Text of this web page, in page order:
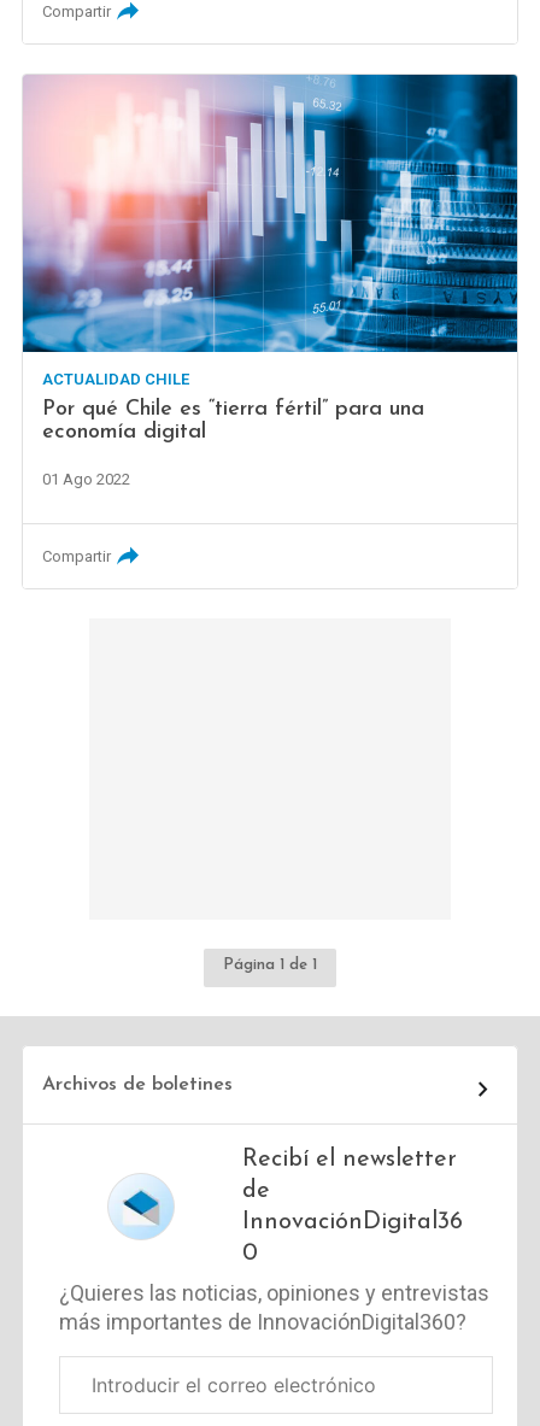
Compartir
ACTUALIDAD CHILE
Por qué Chile es “tierra fértil” para una
economía digital
01 Ago 2022
Compartir
Página 1 de 1
Archivos de boletines
Recibí el newsletter
de
InnovaciónDigital36
0
¿Quieres las noticias, opiniones y entrevistas
más importantes de InnovaciónDigital360?
electrónico